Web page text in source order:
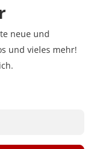
neue und
und vieles mehr!